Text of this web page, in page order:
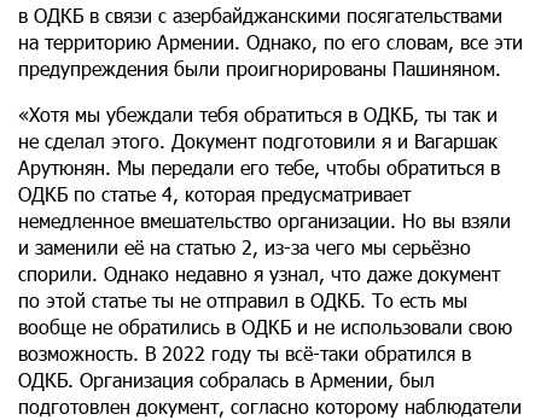
в ОДКБ в связи с азербайджанскими посягательствами
на территорию Армении. Однако, по его словам, все эти
предупреждения были проигнорированы Пашиняном.
«Хотя мы убеждали тебя обратиться в ОДКБ, ты так и
не сделал этого. Документ подготовили я и Вагаршак
Арутюнян. Мы передали его тебе, чтобы обратиться в
ОДКБ по статье 4, которая предусматривает
немедленное вмешательство организации. Но вы взяли
и заменили её на статью 2, из-за чего мы серьёзно
спорили. Однако недавно я узнал, что даже документ
по этой статье ты не отправил в ОДКБ. То есть мы
вообще не обратились в ОДКБ и не использовали свою
возможность. В 2022 году ты всё-таки обратился в
ОДКБ. Организация собралась в Армении, был
подготовлен документ, согласно которому наблюдатели